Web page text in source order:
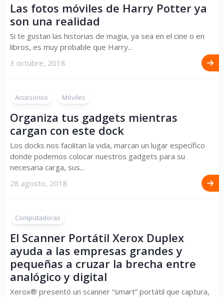
Las fotos móviles de Harry Potter ya
son una realidad
Si te gustan las historias de magia, ya sea en el cine o en
libros, es muy probable que Harry...
3 octubre, 2018
Accesorios Móviles
Organiza tus gadgets mientras
cargan con este dock
Los docks nos facilitan la vida, marcan un lugar específico
donde podemos colocar nuestros gadgets para su
necesaria carga, sus...
28 agosto, 2018
Computadoras
El Scanner Portátil Xerox Duplex
ayuda a las empresas grandes y
pequeñas a cruzar la brecha entre
analógico y digital
Xerox® presentó un scanner “smart” portátil que captura,